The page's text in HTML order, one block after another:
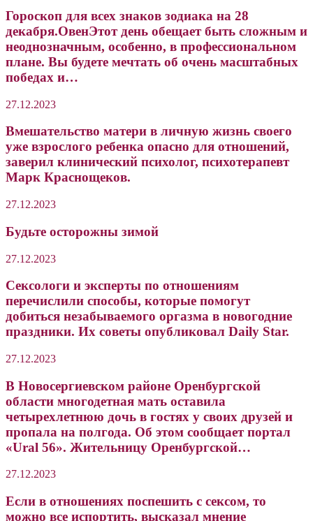
Гороскоп для всех знаков зодиака на 28
декабря.ОвенЭтот день обещает быть сложным и
неоднозначным, особенно, в профессиональном
плане. Вы будете мечтать об очень масштабных
победах и…
27.12.2023
Вмешательство матери в личную жизнь своего
уже взрослого ребенка опасно для отношений,
заверил клинический психолог, психотерапевт
Марк Краснощеков.
27.12.2023
Будьте осторожны зимой
27.12.2023
Сексологи и эксперты по отношениям
перечислили способы, которые помогут
добиться незабываемого оргазма в новогодние
праздники. Их советы опубликовал Daily Star.
27.12.2023
В Новосергиевском районе Оренбургской
области многодетная мать оставила
четырехлетнюю дочь в гостях у своих друзей и
пропала на полгода. Об этом сообщает портал
«Ural 56». Жительницу Оренбургской…
27.12.2023
Если в отношениях поспешить с сексом, то
можно все испортить, высказал мнение